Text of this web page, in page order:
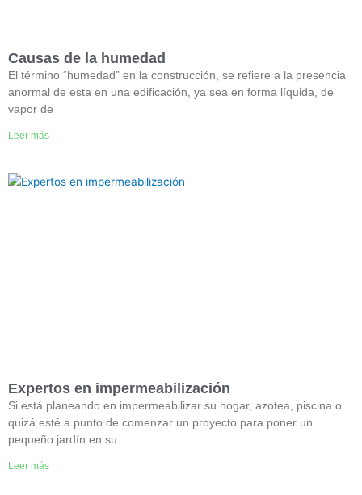
Causas de la humedad
El término “humedad” en la construcción, se refiere a la presencia
anormal de esta en una edificación, ya sea en forma líquida, de
vapor de
Leer más
Expertos en impermeabilización
Si está planeando en impermeabilizar su hogar, azotea, piscina o
quizá esté a punto de comenzar un proyecto para poner un
pequeño jardín en su
Leer más